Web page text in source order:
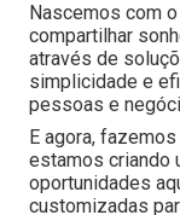
Nascemos com
compartilhar
através de
simplicidade e
pessoas e
E agora,
estamos criando
oportunidades
customizadas